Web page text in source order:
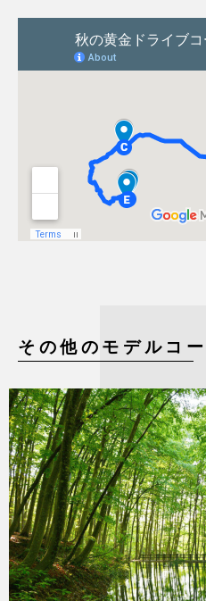
その他のモデルコ